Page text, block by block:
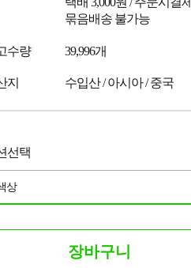
묶음배송 불가능
수량 39,996개
지 수입산 / 아시아 / 중국
선택
상
장바구니